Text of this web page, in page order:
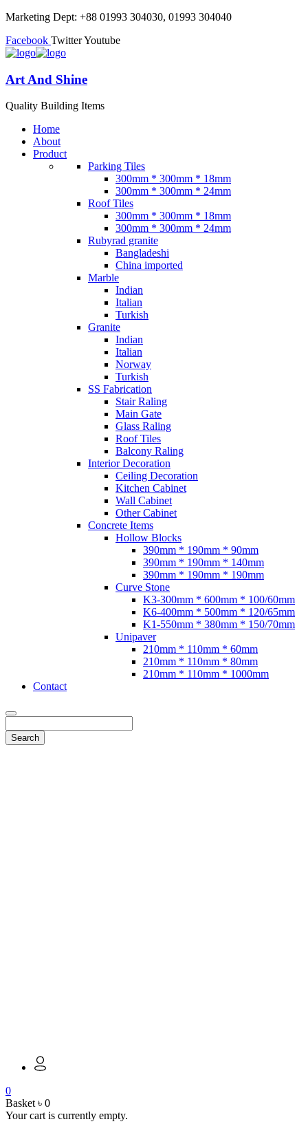
Marketing Dept: +88 01993 304030, 01993 304040
Facebook TwitterYoutube
Art And Shine
Quality Building Items
Home
About
Product
Parking Tiles
300mm * 300mm * 18mm
300mm * 300mm * 24mm
Roof Tiles
300mm * 300mm * 18mm
300mm * 300mm * 24mm
Rubyrad granite
Bangladeshi
China imported
Marble
Indian
Italian
Turkish
Granite
Indian
Italian
Norway
Turkish
SS Fabrication
Stair Raling
Main Gate
Glass Raling
Roof Tiles
Balcony Raling
Interior Decoration
Ceiling Decoration
Kitchen Cabinet
Wall Cabinet
Other Cabinet
Concrete Items
Hollow Blocks
390mm * 190mm * 90mm
390mm * 190mm * 140mm
390mm * 190mm * 190mm
Curve Stone
K3-300mm * 600mm * 100/60mm
K6-400mm * 500mm * 120/65mm
K1-550mm * 380mm * 150/70mm
Unipaver
210mm * 110mm * 60mm
210mm * 110mm * 80mm
210mm * 110mm * 1000mm
Contact
0
Basket ৳ 0
Your cart is currently empty.